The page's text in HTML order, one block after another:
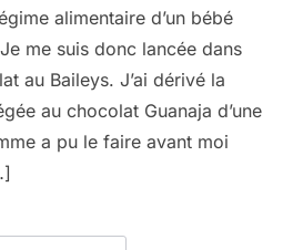
alimentaire d’un bébé
me suis donc lancée dans
au Baileys. J’ai dérivé la
au chocolat Guanaja d’une
a pu le faire avant moi